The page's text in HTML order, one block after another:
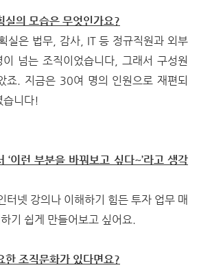
실의 모습은 무엇인가요?
실은 법무, 감사, IT 등 정규직원과 외부
넘는 조직이었습니다, 그래서 구성원
죠. 지금은 30여 명의 인원으로 재편되
습니다!
‘이런 부분을 바꿔보고 싶다~’라고 생각
터넷 강의나 이해하기 힘든 투자 업무 매
기 쉽게 만들어보고 싶어요.
한 조직문화가 있다면요?